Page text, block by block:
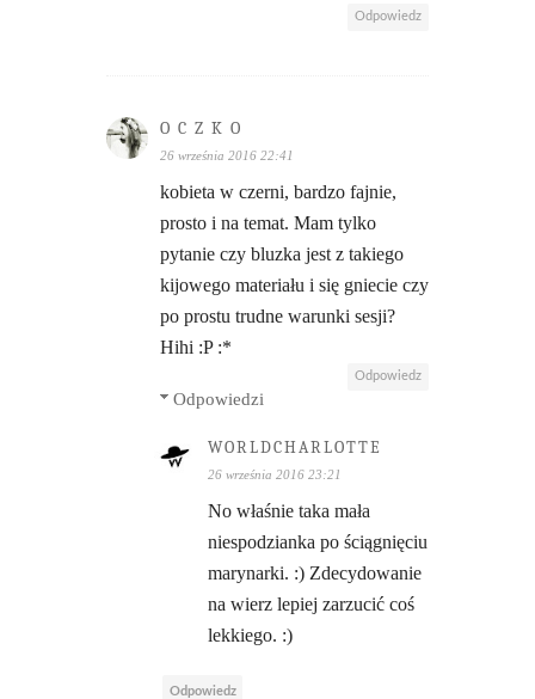
Odpowiedz
O C Z K O
26 września 2016 22:41
kobieta w czerni, bardzo fajnie,
prosto i na temat. Mam tylko
pytanie czy bluzka jest z takiego
kijowego materiału i się gniecie czy
po prostu trudne warunki sesji?
Hihi :P :*
Odpowiedz
Odpowiedzi
WORLDCHARLOTTE
26 września 2016 23:21
No właśnie taka mała
niespodzianka po ściągnięciu
marynarki. :) Zdecydowanie
na wierz lepiej zarzucić coś
lekkiego. :)
Odpowiedz